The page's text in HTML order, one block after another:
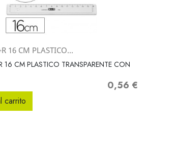
Vista rápida
16 CM PLASTICO...
16 CM PLASTICO TRANSPARENTE CON
Precio
0,56 €
carrito